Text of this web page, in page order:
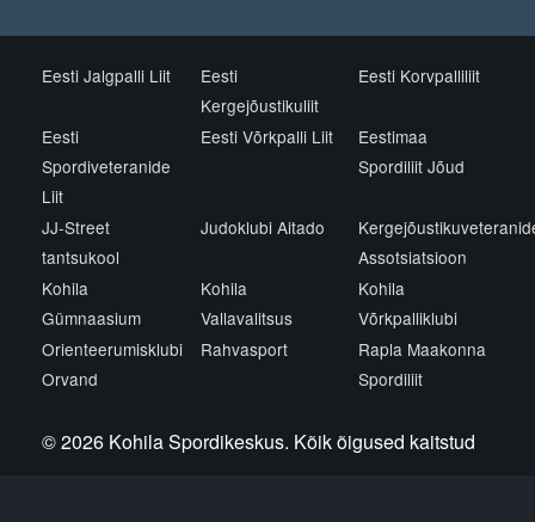
Eesti Jalgpalli Liit
Eesti
Kergejõustikuliit
Eesti Korvpalliliit
Eesti
Spordiveteranide
Liit
Eesti Võrkpalli Liit
Eestimaa
Spordiliit Jõud
JJ-Street
tantsukool
Judoklubi Aitado
Assotsiatsioon
Kohila
Gümnaasium
Kohila
Vallavalitsus
Kohila
Võrkpalliklubi
Orienteerumisklubi
Orvand
Rahvasport
Rapla Maakonna
Spordiliit
© 2026 Kohila Spordikeskus. Kõik õigused kaitstud